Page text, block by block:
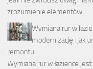
zrozumienie elementów …
Wymiana rur w
modernizację i jak
remontu
Wymiana rur w łazience